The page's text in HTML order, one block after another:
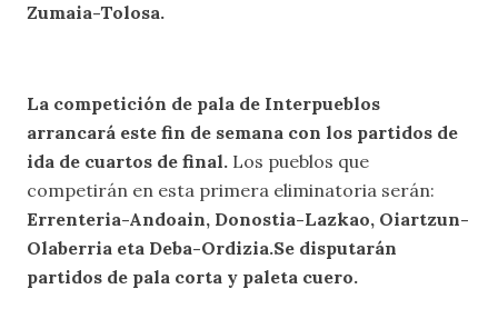
Zumaia-Tolosa.
La competición de pala de Interpueblos
arrancará este fin de semana con los partidos de
ida de cuartos de final. Los pueblos que
competirán en esta primera eliminatoria serán:
Errenteria-Andoain, Donostia-Lazkao, Oiartzun-
Olaberria eta Deba-Ordizia.Se disputarán
partidos de pala corta y paleta cuero.